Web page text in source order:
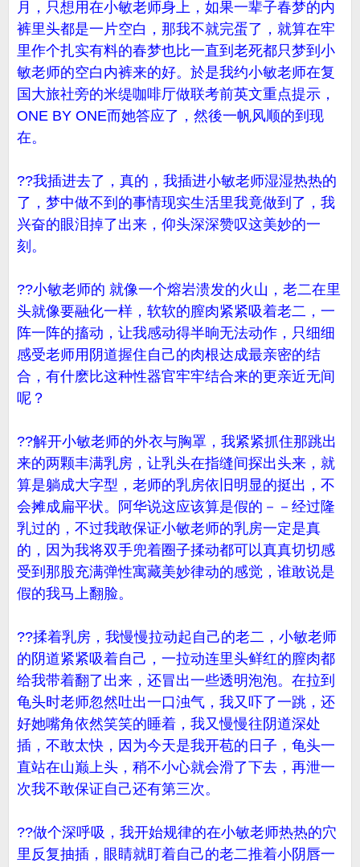
月，只想用在小敏老师身上，如果一辈子春梦的内
裤里头都是一片空白，那我不就完蛋了，就算在牢
里作个扎实有料的春梦也比一直到老死都只梦到小
敏老师的空白内裤来的好。於是我约小敏老师在复
国大旅社旁的米缇咖啡厅做联考前英文重点提示，
ONE BY ONE而她答应了，然後一帆风顺的到现
在。
??我插进去了，真的，我插进小敏老师湿湿热热的
了，梦中做不到的事情现实生活里我竟做到了，我
兴奋的眼泪掉了出来，仰头深深赞叹这美妙的一
刻。
??小敏老师的 就像一个熔岩溃发的火山，老二在里
头就像要融化一样，软软的膣肉紧紧吸着老二，一
阵一阵的搐动，让我感动得半晌无法动作，只细细
感受老师用阴道握住自己的肉根达成最亲密的结
合，有什麽比这种性器官牢牢结合来的更亲近无间
呢？
??解开小敏老师的外衣与胸罩，我紧紧抓住那跳出
来的两颗丰满乳房，让乳头在指缝间探出头来，就
算是躺成大字型，老师的乳房依旧明显的挺出，不
会摊成扁平状。阿华说这应该算是假的－－经过隆
乳过的，不过我敢保证小敏老师的乳房一定是真
的，因为我将双手兜着圈子揉动都可以真真切切感
受到那股充满弹性寓藏美妙律动的感觉，谁敢说是
假的我马上翻脸。
??揉着乳房，我慢慢拉动起自己的老二，小敏老师
的阴道紧紧吸着自己，一拉动连里头鲜红的膣肉都
给我带着翻了出来，还冒出一些透明泡泡。在拉到
龟头时老师忽然吐出一口浊气，我又吓了一跳，还
好她嘴角依然笑笑的睡着，我又慢慢往阴道深处
插，不敢太快，因为今天是我开苞的日子，龟头一
直站在山巅上头，稍不小心就会滑了下去，再泄一
次我不敢保证自己还有第三次。
??做个深呼吸，我开始规律的在小敏老师热热的穴
里反复抽插，眼睛就盯着自己的老二推着小阴唇一